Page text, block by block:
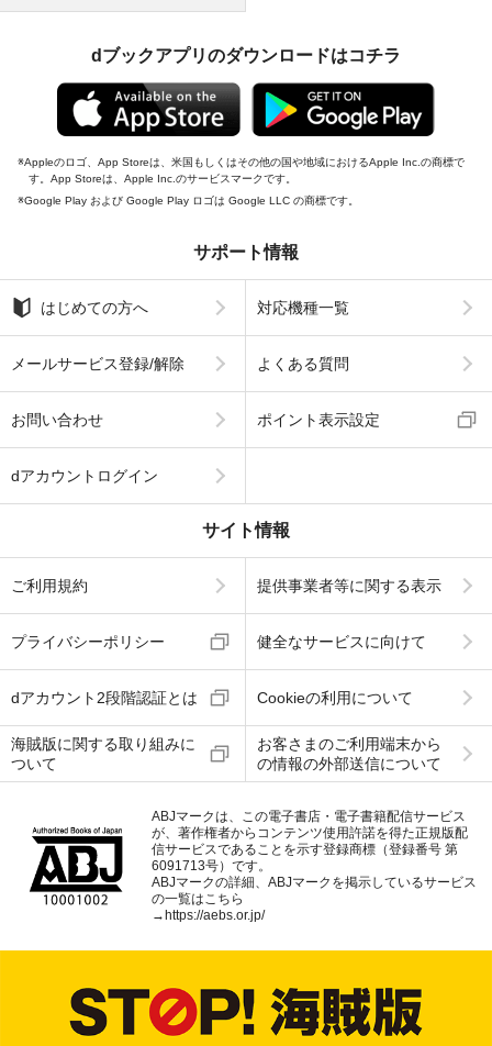
dブックアプリのダウンロードはコチラ
Appleのロゴ、App Storeは、米国もしくはその他の国や地域におけるApple Inc.の商標で
す。App Storeは、Apple Inc.のサービスマークです。
Google Play および Google Play ロゴは Google LLC の商標です。
サポート情報
はじめての方へ 対応機種一覧
メールサービス登録/解除 よくある質問
お問い合わせ ポイント表示設定
dアカウントログイン
サイト情報
ご利用規約 提供事業者等に関する表示
プライバシーポリシー 健全なサービスに向けて
dアカウント2段階認証とは Cookieの利用について
海賊版に関する取り組みに
ついて
お客さまのご利用端末から
の情報の外部送信について
ABJマークは、この電子書店・電子書籍配信サービス
が、著作権者からコンテンツ使用許諾を得た正規版配
信サービスであることを示す登録商標（登録番号 第
6091713号）です。
ABJマークの詳細、ABJマークを掲示しているサービス
の一覧はこちら
→https://aebs.or.jp/